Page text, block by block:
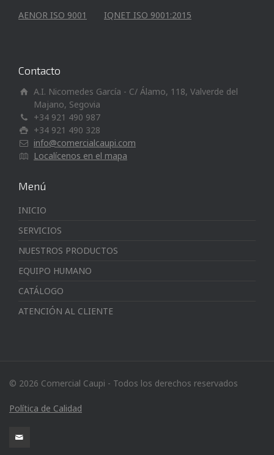
AENOR ISO 9001 IQNET ISO 9001:2015
Contacto
A.I. Nicomedes García - C/ Álamo, 118, Valverde del
Majano, Segovia
+34 921 490 987
+34 921 490 328
info@comercialcaupi.com
Localícenos en el mapa
Menú
INICIO
SERVICIOS
NUESTROS PRODUCTOS
EQUIPO HUMANO
CATÁLOGO
ATENCIÓN AL CLIENTE
© 2026 Comercial Caupi - Todos los derechos reservados
Política de Calidad